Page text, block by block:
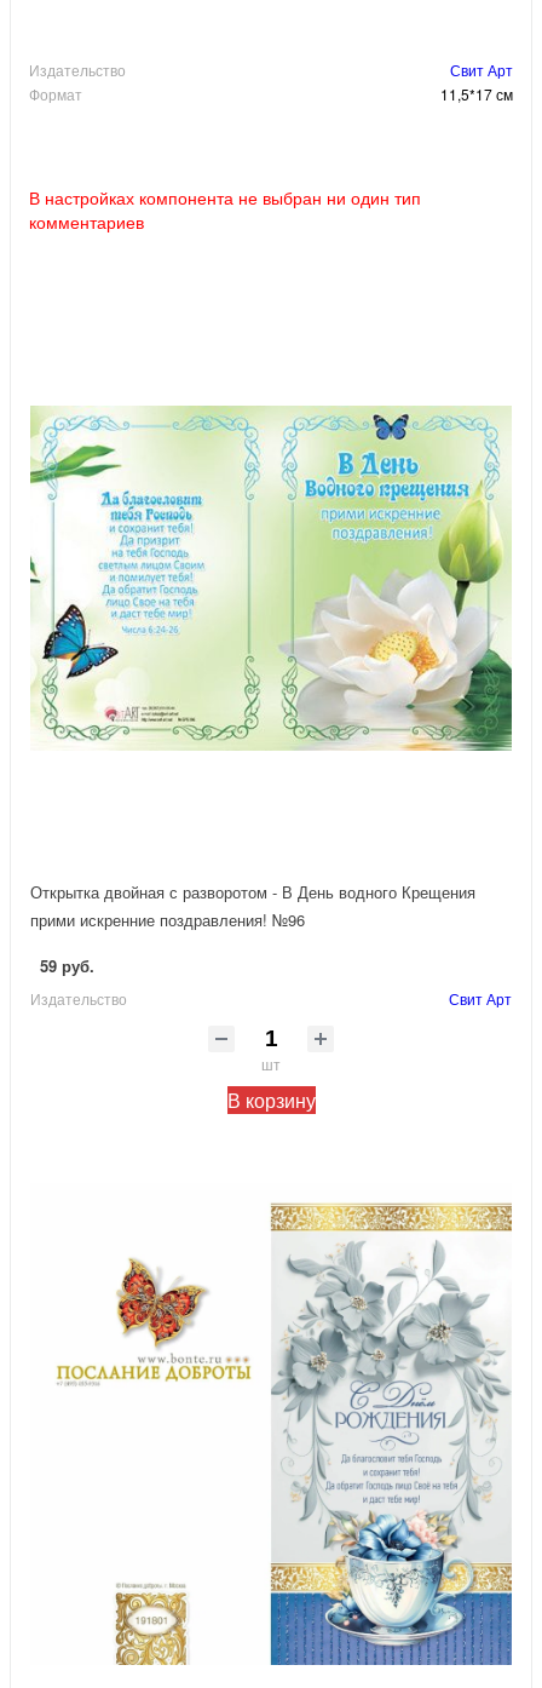
Издательство
Свит Арт
Формат
11,5*17 см
В настройках компонента не выбран ни один тип
комментариев
Открытка двойная с разворотом - В День водного Крещения
прими искренние поздравления! №96
59 руб.
Издательство Свит Арт
шт
В корзину